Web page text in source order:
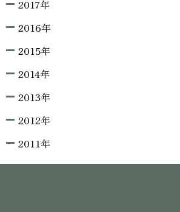
2017年
2016年
2015年
2014年
2013年
2012年
2011年